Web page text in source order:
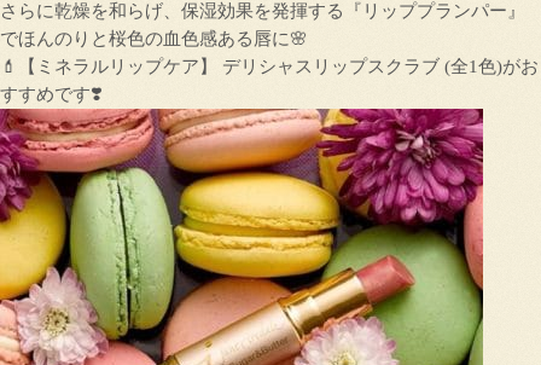
さらに乾燥を和らげ、保湿効果を発揮する『リッププランパー』
でほんのりと桜色の血色感ある唇に🌸
💄【ミネラルリップケア】 デリシャスリップスクラブ (全1色)がお
すすめです❣️